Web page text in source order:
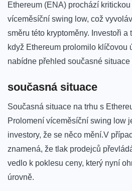
Ethereum (ENA)‌ prochází
víceměsíční swing low, což
směru této kryptoměny. Investoři a
když Ethereum prolomilo klíčovou
nabídne přehled současné‍
současná situace
Současná situace na⁢ trhu‌ s
Prolomení víceměsíční swing low
investory, že ⁤se něco mění.V
znamená, že tlak prodejců
vedlo k ‍poklesu ceny, který ⁢nyní
úrovně.